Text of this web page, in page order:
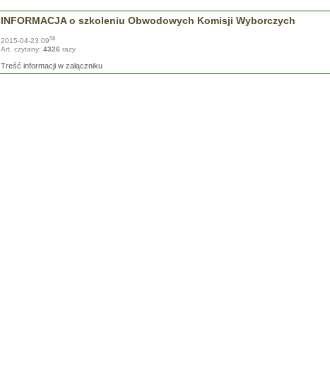
INFORMACJA o szkoleniu Obwodowych Komisji Wyborczych
2015-04-23 0958
Art. czytany: 4326 razy
Treść informacji w załączniku